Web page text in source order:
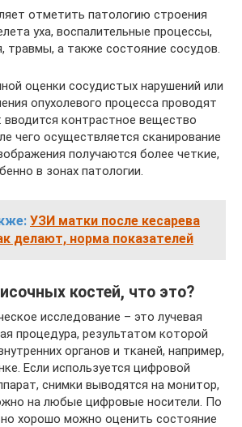
отметить патологию строения
уха, воспалительные процессы,
травмы, а также состояние сосудов.
оценки сосудистых нарушений или
опухолевого процесса проводят
вводится контрастное вещество
чего осуществляется сканирование
получаются более четкие,
в зонах патологии.
УЗИ матки после кесарева
делают, норма показателей
костей, что это?
исследование – это лучевая
процедура, результатом которой
органов и тканей, например,
Если используется цифровой
снимки выводятся на монитор,
на любые цифровые носители. По
хорошо можно оценить состояние